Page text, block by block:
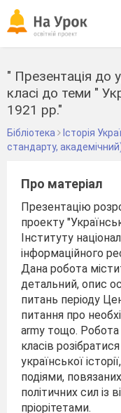
" Презентація до
класі до теми "
1921 рр."
Бібліотека Історія
стандарту,
Про матеріал
Презентацію
проекту
Інституту
інформаційного
Дана робота
детальний, опис
питань періоду
питання про
army тощо.
класів
української
подіями,
політичних сил із
пріорітетами.